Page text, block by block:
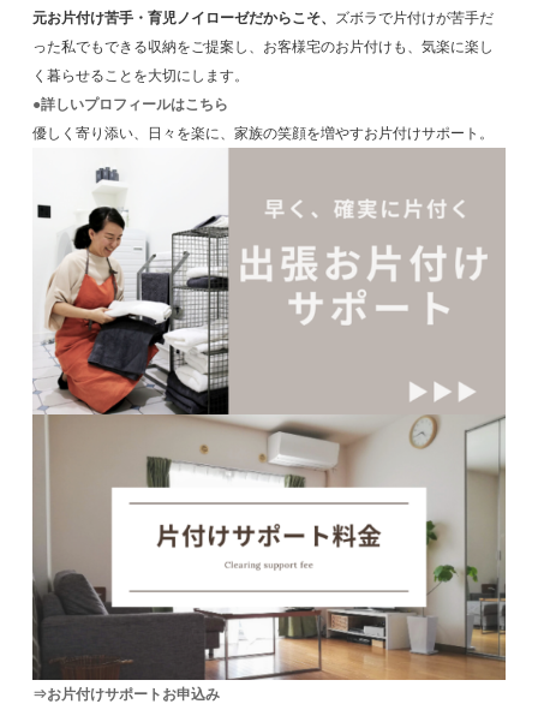
元お片付け苦手・育児ノイローゼだからこそ、 ズボラで片付けが苦手だ
った私でもできる収納をご提案し、お客様宅のお片付けも、気楽に楽し
く暮らせることを大切にします。
●詳しいプロフィールはこちら
優しく寄り添い、日々を楽に、家族の笑顔を増やすお片付けサポート。
⇒お片付けサポートお申込み